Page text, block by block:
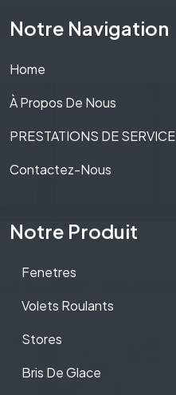
Notre Navigation
Home
À Propos De Nous
PRESTATIONS DE SERVICE
Contactez-Nous
Notre Produit
Fenetres
Volets Roulants
Stores
Bris De Glace